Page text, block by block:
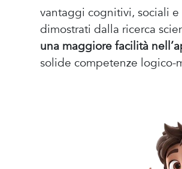
vantaggi cognitivi, sociali
dimostrati dalla ricerca
una maggiore facilità
solide competenze logico-